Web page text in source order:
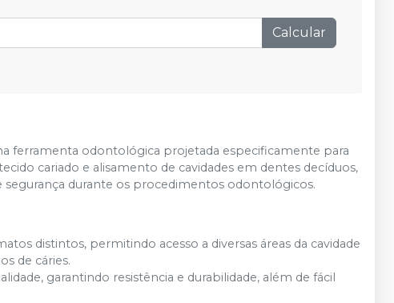
Calcular
ferramenta odontológica projetada especificamente para
cariado e alisamento de cavidades em dentes decíduos,
durante os procedimentos odontológicos.
distintos, permitindo acesso a diversas áreas da cavidade
de cáries.
garantindo resistência e durabilidade, além de fácil